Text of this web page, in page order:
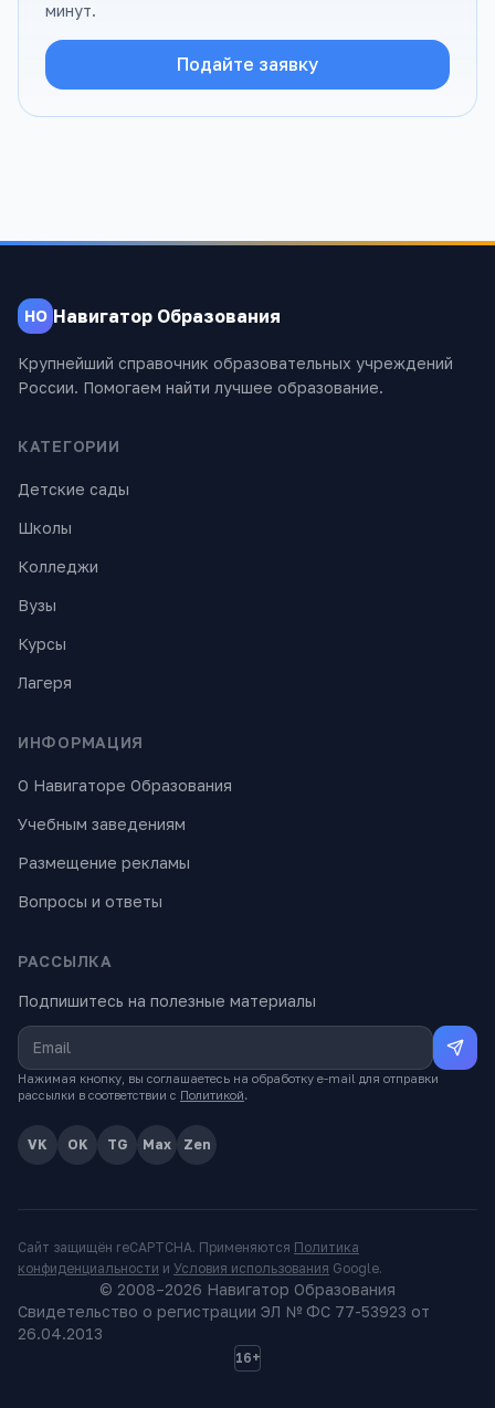
минут.
Подайте заявку
НО Навигатор Образования
Крупнейший справочник образовательных учреждений
России. Помогаем найти лучшее образование.
КАТЕГОРИИ
Детские сады
Школы
Колледжи
Вузы
Курсы
Лагеря
ИНФОРМАЦИЯ
О Навигаторе Образования
Учебным заведениям
Размещение рекламы
Вопросы и ответы
РАССЫЛКА
Подпишитесь на полезные материалы
Нажимая кнопку, вы соглашаетесь на обработку e-mail для отправки
рассылки в соответствии с Политикой.
VK OK TG Max Zen
Сайт защищён reCAPTCHA. Применяются Политика
конфиденциальности и Условия использования Google.
© 2008–2026 Навигатор Образования
Свидетельство о регистрации ЭЛ № ФС 77-53923 от
26.04.2013
16+